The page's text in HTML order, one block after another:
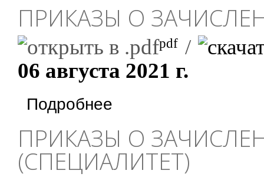
ПРИКАЗЫ О
pdf/
06 августа 2021 г.
Подробнее
ПРИКАЗЫ О
(СПЕЦИАЛИТЕТ)